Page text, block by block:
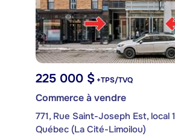
225 000 $ +TPS/TVQ
Commerce à vendre
771, Rue Saint-Joseph Est, local 1
Québec (La Cité-Limoilou)